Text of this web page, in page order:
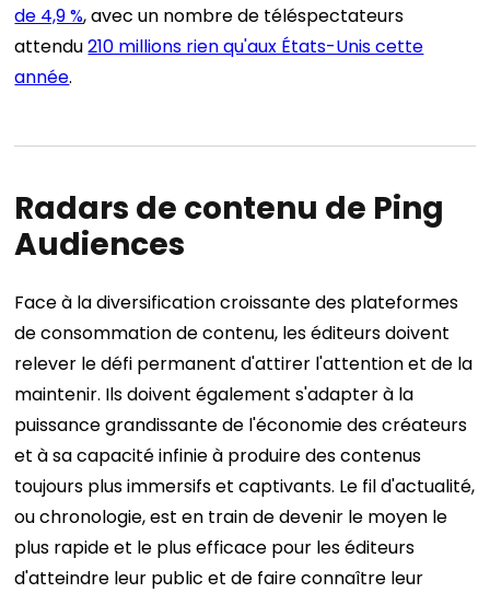
de 4,9 %, avec un nombre de téléspectateurs
attendu210 millions rien qu'aux États-Unis cette
année.
Radars de contenu de Ping
Audiences
Face à la diversification croissante des plateformes
de consommation de contenu, les éditeurs doivent
relever le défi permanent d'attirer l'attention et de la
maintenir. Ils doivent également s'adapter à la
puissance grandissante de l'économie des créateurs
et à sa capacité infinie à produire des contenus
toujours plus immersifs et captivants. Le fil d'actualité,
ou chronologie, est en train de devenir le moyen le
plus rapide et le plus efficace pour les éditeurs
d'atteindre leur public et de faire connaître leur